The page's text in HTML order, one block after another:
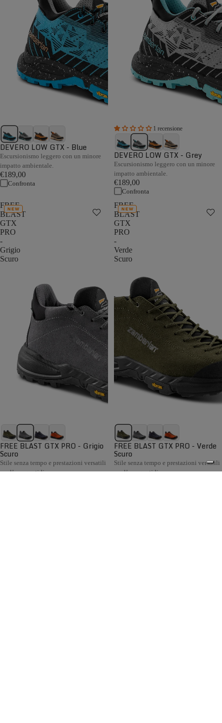
DEVERO LOW GTX - Blue
Escursionismo leggero con un minore
impatto ambientale.
€189,00
Confronta
1 recensione
DEVERO LOW GTX - Grey
Escursionismo leggero con un minore
impatto ambientale.
€189,00
Confronta
FREE
BLAST
GTX
PRO
-
Grigio
Scuro
NEW
FREE BLAST GTX PRO - Grigio
Scuro
Stile senza tempo e prestazioni versatili
per l’uso quotidiano
FREE
BLAST
GTX
PRO
-
Verde
Scuro
NEW
FREE BLAST GTX PRO - Verde
Scuro
Stile senza tempo e prestazioni versatili
per l’uso quotidiano